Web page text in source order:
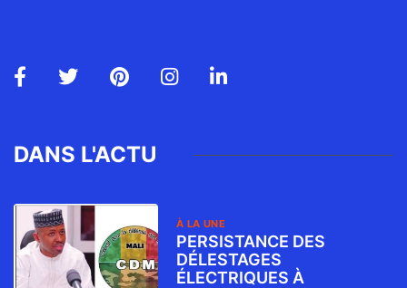
DANS L'ACTU
À LA UNE
PERSISTANCE DES
DÉLESTAGES
ÉLECTRIQUES À